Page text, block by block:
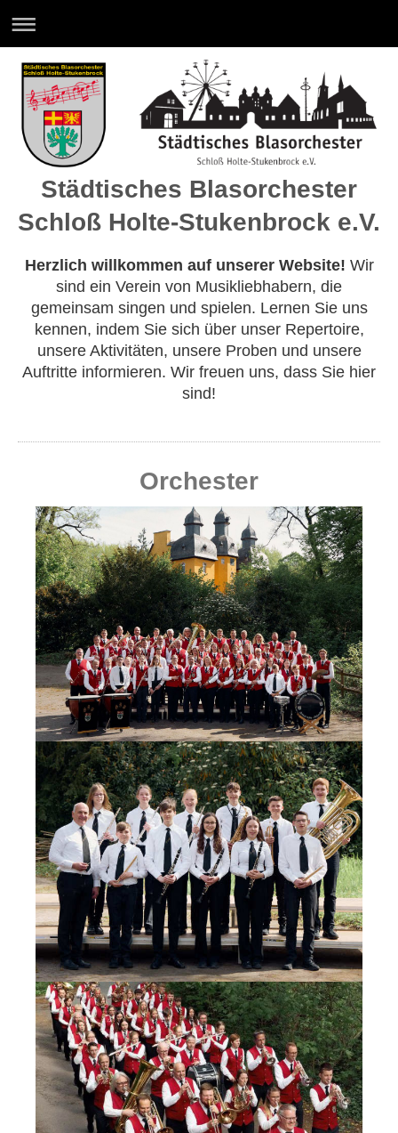
Städtisches Blasorchester
Schloß Holte-Stukenbrock e.V.
Herzlich willkommen auf unserer Website! Wir
sind ein Verein von Musikliebhabern, die
gemeinsam singen und spielen. Lernen Sie uns
kennen, indem Sie sich über unser Repertoire,
unsere Aktivitäten, unsere Proben und unsere
Auftritte informieren. Wir freuen uns, dass Sie hier
sind!
Orchester